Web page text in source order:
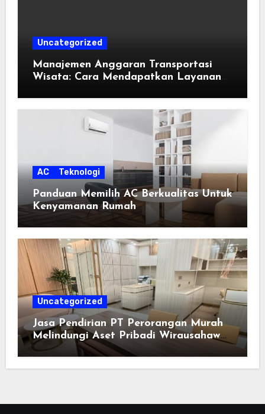
Uncategorized
Manajemen Anggaran Transportasi
Wisata: Cara Mendapatkan Layanan
Membengkakkan Biaya
AC Teknologi
Panduan Memilih AC Berkualitas Untuk
Kenyamanan Rumah
Uncategorized
Jasa Pendirian PT Perorangan Murah
Melindungi Aset Pribadi Wirausahawan
dari Risiko Operasional Bisnis Mandiri